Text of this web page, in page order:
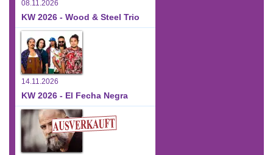
08.11.2026
KW 2026 - Wood & Steel Trio
14.11.2026
KW 2026 - El Fecha Negra